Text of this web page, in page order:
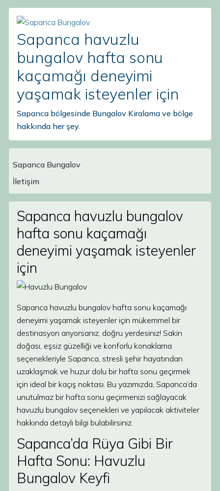
Sapanca havuzlu
bungalov hafta sonu
kaçamağı deneyimi
yaşamak isteyenler için
Sapanca bölgesinde Bungalov Kiralama ve bölge
hakkında her şey.
Main Navigation
Sapanca Bungalov
İletişim
Sapanca havuzlu bungalov
hafta sonu kaçamağı
deneyimi yaşamak isteyenler
için
Sapanca havuzlu bungalov hafta sonu kaçamağı
deneyimi yaşamak isteyenler için mükemmel bir
destinasyon arıyorsanız, doğru yerdesiniz! Sakin
doğası, eşsiz güzelliği ve konforlu konaklama
seçenekleriyle Sapanca, stresli şehir hayatından
uzaklaşmak ve huzur dolu bir hafta sonu geçirmek
için ideal bir kaçış noktası. Bu yazımızda, Sapanca’da
unutulmaz bir hafta sonu geçirmenizi sağlayacak
havuzlu bungalov seçenekleri ve yapılacak aktiviteler
hakkında detaylı bilgi bulabilirsiniz.
Sapanca’da Rüya Gibi Bir
Hafta Sonu: Havuzlu
Bungalov Keyfi